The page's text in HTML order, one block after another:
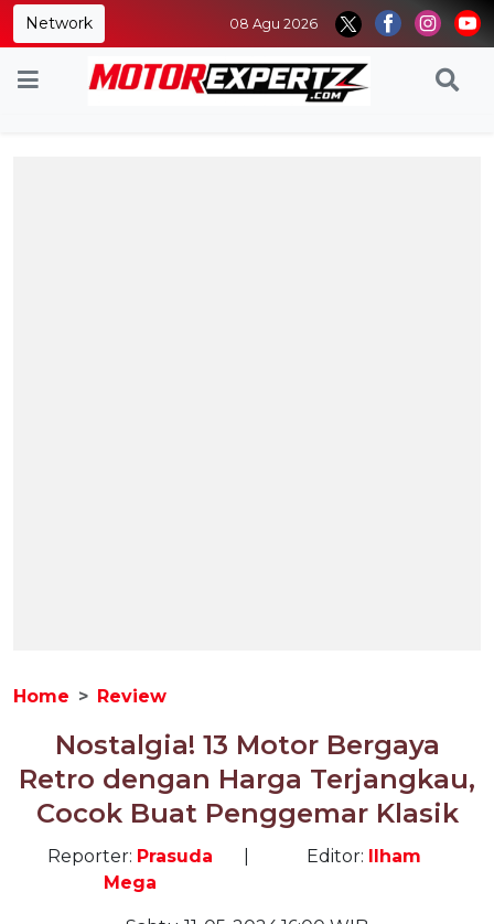
Network 08 Agu 2026
Home Review
Nostalgia! 13 Motor Bergaya
Retro dengan Harga Terjangkau,
Cocok Buat Penggemar Klasik
Reporter: Prasuda
Mega
Editor: Ilham